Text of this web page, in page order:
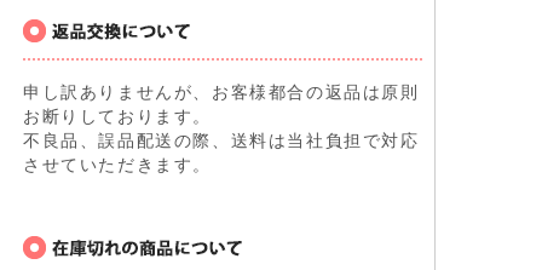
申し訳ありませんが、お客様都合の返品は原則
お断りしております。
不良品、誤品配送の際、送料は当社負担で対応
させていただきます。